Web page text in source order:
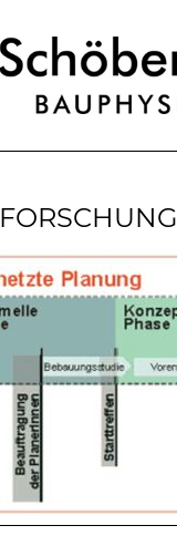
FORSCHUNG